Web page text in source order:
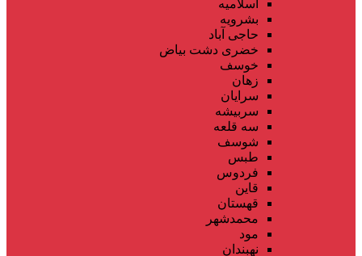
اسلامیه
بشرویه
حاجی آباد
خضری دشت بیاض
خوسف
زهان
سرایان
سربیشه
سه قلعه
شوسف
طبس
فردوس
قاین
قهستان
محمدشهر
مود
نهبندان